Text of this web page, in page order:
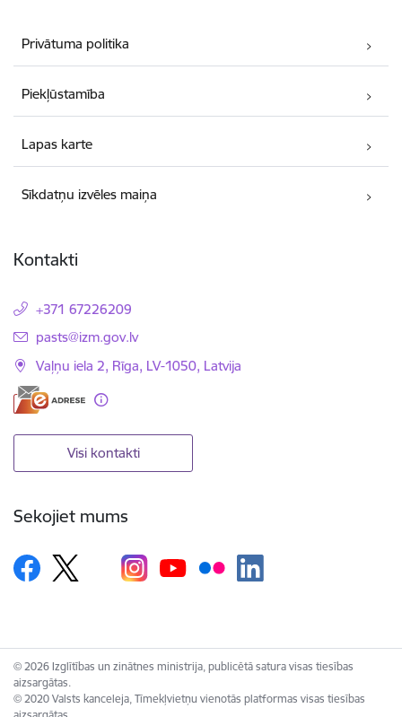
Privātuma politika
Piekļūstamība
Lapas karte
Sīkdatņu izvēles maiņa
Kontakti
+371 67226209
E-pasts:
pasts@izm.gov.lv
Vaļņu iela 2, Rīga, LV-1050, Latvija
Visi kontakti
Sekojiet mums
© 2026 Izglītības un zinātnes ministrija, publicētā satura visas tiesības
aizsargātas.
© 2020 Valsts kanceleja, Tīmekļvietņu vienotās platformas visas tiesības